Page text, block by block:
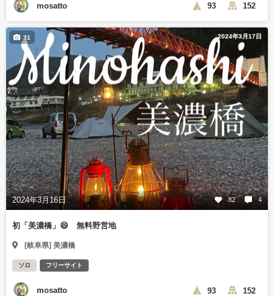
mosatto 93 152
2024年3月17日
2024年3月16日 82 4
31
初「美濃橋」😄 無料野営地
[岐阜県] 美濃橋
ソロ フリーサイト
mosatto 93 152